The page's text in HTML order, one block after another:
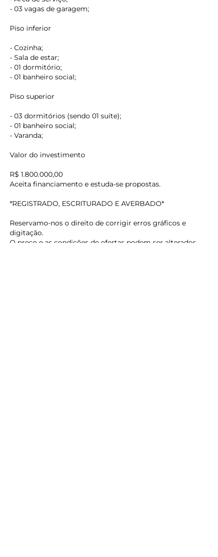
keyboard_backspace
- 03 vagas de garagem;
Piso inferior
- Cozinha;
- Sala de estar;
- 01 dormitório;
- 01 banheiro social;
Piso superior
- 03 dormitórios (sendo 01 suíte);
- 01 banheiro social;
- Varanda;
Valor do investimento
R$ 1.800.000,00
Aceita financiamento e estuda-se propostas.
*REGISTRADO, ESCRITURADO E AVERBADO*
Reservamo-nos o direito de corrigir erros gráficos e
digitação.
O preço e as condições de ofertas podem ser alterados